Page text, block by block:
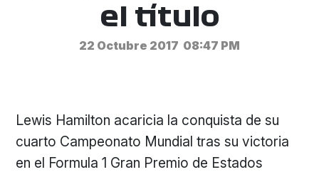
el título
22 Octubre 2017 08:47 PM
Lewis Hamilton acaricia la conquista de su
cuarto Campeonato Mundial tras su victoria
en el Formula 1 Gran Premio de Estados